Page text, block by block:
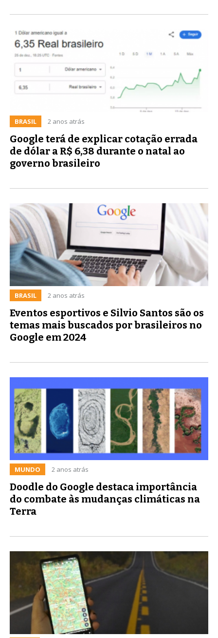
BRASIL 2 anos atrás
Google terá de explicar cotação errada
de dólar a R$ 6,38 durante o natal ao
governo brasileiro
BRASIL 2 anos atrás
Eventos esportivos e Silvio Santos são os
temas mais buscados por brasileiros no
Google em 2024
MUNDO 2 anos atrás
Doodle do Google destaca importância
do combate às mudanças climáticas na
Terra